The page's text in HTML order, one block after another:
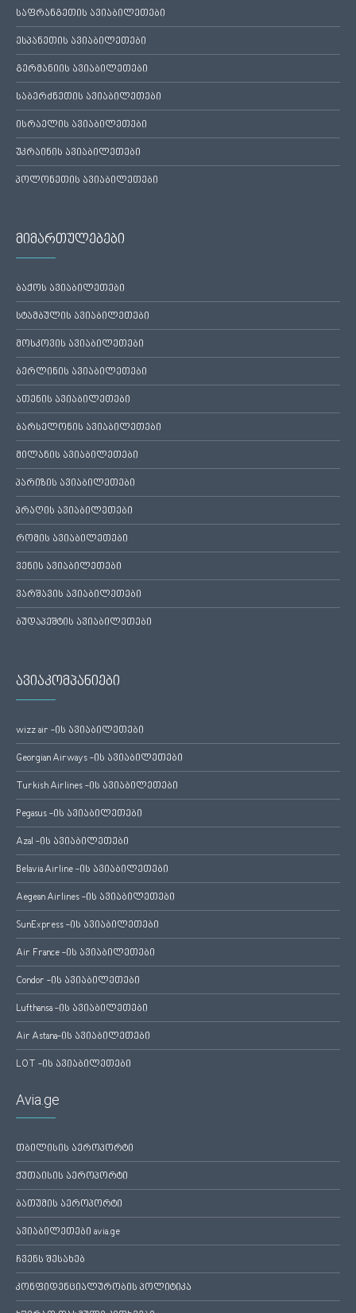
საფრანგეთის ავიაბილეთები
ესპანეთის ავიაბილეთები
გერმანიის ავიაბილეთები
საბერძნეთის ავიაბილეთები
ისრაელის ავიაბილეთები
უკრაინის ავიაბილეთები
პოლონეთის ავიაბილეთები
მიმართულებები
ბაქოს ავიაბილეთები
სტამბულის ავიაბილეთები
მოსკოვის ავიაბილეთები
ბერლინის ავიაბილეთები
ათენის ავიაბილეთები
ბარსელონის ავიაბილეთები
მილანის ავიაბილეთები
პარიზის ავიაბილეთები
პრაღის ავიაბილეთები
რომის ავიაბილეთები
ვენის ავიაბილეთები
ვარშავის ავიაბილეთები
ბუდაპეშტის ავიაბილეთები
ავიაკომპანიები
wizz air -ის ავიაბილეთები
Georgian Airways -ის ავიაბილეთები
Turkish Airlines -ის ავიაბილეთები
Pegasus -ის ავიაბილეთები
Azal -ის ავიაბილეთები
Belavia Airline -ის ავიაბილეთები
Aegean Airlines -ის ავიაბილეთები
SunExpress -ის ავიაბილეთები
Air France -ის ავიაბილეთები
Condor -ის ავიაბილეთები
Lufthansa -ის ავიაბილეთები
Air Astana-ის ავიაბილეთები
LOT -ის ავიაბილეთები
Avia.ge
თბილისის აეროპორტი
ქუთაისის აეროპორტი
ბათუმის აეროპორტი
ავიაბილეთები avia.ge
ჩვენს შესახებ
კონფიდენციალურობის პოლიტიკა